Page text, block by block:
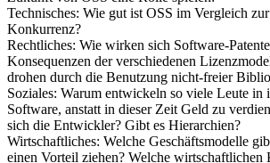
Diese Arbeit wird versuchen alle Aspekte zu
Zukunft von OSS eine Rolle spielen:
Technisches: Wie gut ist OSS im Vergleich
Konkurrenz?
Rechtliches: Wie wirken sich Software-Patente
Konsequenzen der verschiedenen
drohen durch die Benutzung nicht-freier
Soziales: Warum entwickeln so viele Leute in
Software, anstatt in dieser Zeit Geld zu
sich die Entwickler? Gibt es Hierarchien?